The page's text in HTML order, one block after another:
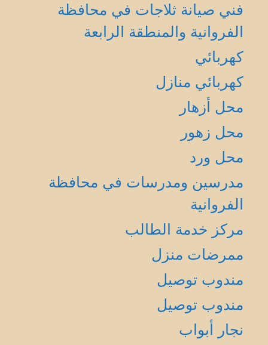
فني صيانة ثلاجات في محافظة
الفروانية والمنطقة الرابعة
كهربائي
كهربائي منازل
محل أزهار
محل زهور
محل ورد
مدرسين ومدرسات في محافظة
الفروانية
مركز خدمة الطالب
ممرضات منزل
مندوب توصيل
مندوب توصيل
نجار أبواب